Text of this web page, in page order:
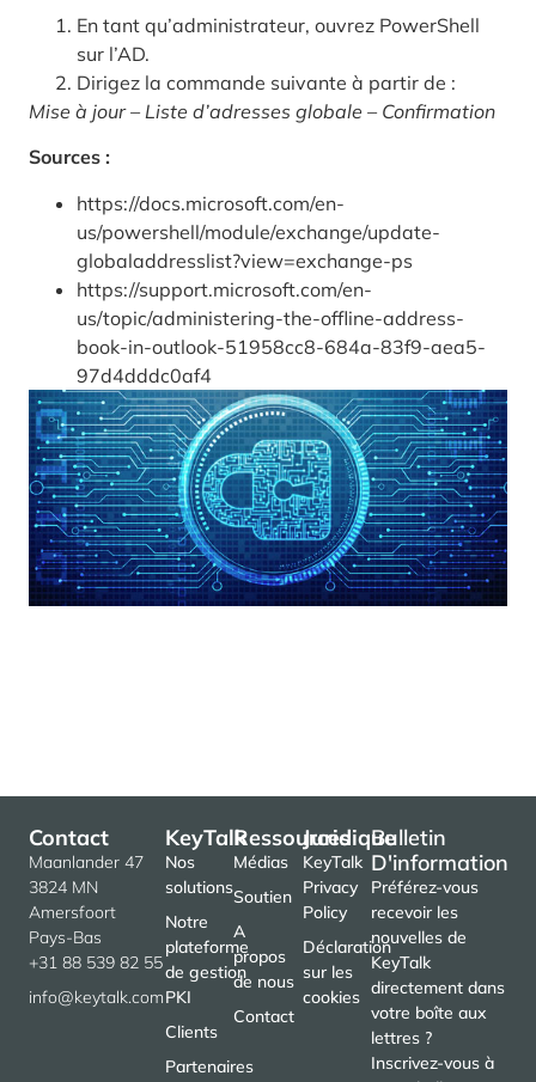
En tant qu’administrateur, ouvrez PowerShell
sur l’AD.
Dirigez la commande suivante à partir de :
Mise à jour – Liste d’adresses globale – Confirmation
Sources :
https://docs.microsoft.com/en-
us/powershell/module/exchange/update-
globaladdresslist?view=exchange-ps
https://support.microsoft.com/en-
us/topic/administering-the-offline-address-
book-in-outlook-51958cc8-684a-83f9-aea5-
97d4dddc0af4
KeyTalk
Nos
solutions
Notre
plateforme
de gestion
PKI
Clients
Partenaires
Ressources
Médias
Soutien
A
propos
de nous
Contact
Juridique
KeyTalk
Privacy
Policy
Déclaration
sur les
cookies
Contact
Maanlander 47
3824 MN
Amersfoort
Pays-Bas
+31 88 539 82 55
info@keytalk.com
Bulletin
D'information
Préférez-vous
recevoir les
nouvelles de
KeyTalk
directement dans
votre boîte aux
lettres ?
Inscrivez-vous à